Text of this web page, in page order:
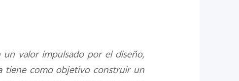
valor impulsado por el diseño,
tiene como objetivo construir un